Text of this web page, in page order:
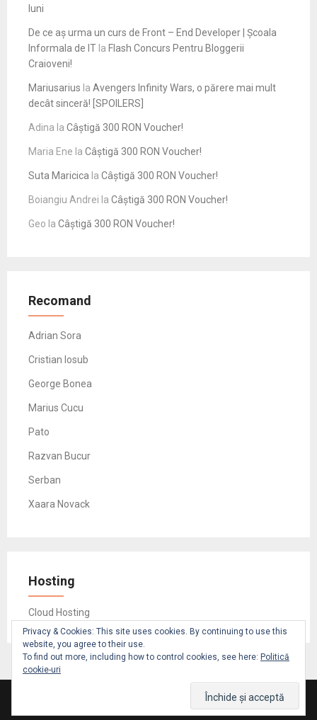
luni
De ce aș urma un curs de Front – End Developer | Școala
Informala de IT la Flash Concurs Pentru Bloggerii
Craioveni!
Mariusarius la Avengers Infinity Wars, o părere mai mult
decât sinceră! [SPOILERS]
Adina la Câștigă 300 RON Voucher!
Maria Ene la Câștigă 300 RON Voucher!
Suta Maricica la Câștigă 300 RON Voucher!
Boiangiu Andrei la Câștigă 300 RON Voucher!
Geo la Câștigă 300 RON Voucher!
Recomand
Adrian Sora
Cristian Iosub
George Bonea
Marius Cucu
Pato
Razvan Bucur
Serban
Xaara Novack
Hosting
Cloud Hosting
- Powered by Minimalisticky
Privacy & Cookies: This site uses cookies. By continuing to use this
website, you agree to their use.
To find out more, including how to control cookies, see here: Politică
cookie-uri